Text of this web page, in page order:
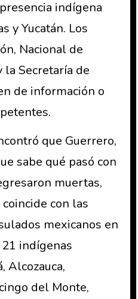
indígena
y Yucatán. Los
Nacional de
la Secretaría de
de información o
que Guerrero,
sabe qué pasó con
muertas,
con las
mexicanos en
indígenas
Alcozauca,
del Monte,